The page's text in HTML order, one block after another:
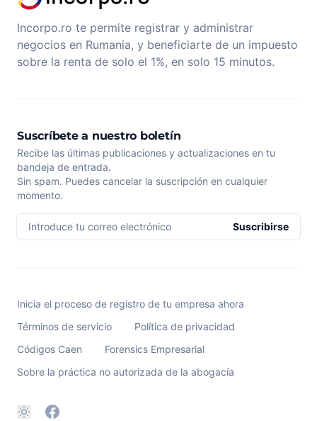
Incorpo.ro te permite registrar y administrar
negocios en Rumania, y beneficiarte de un impuesto
sobre la renta de solo el 1%, en solo 15 minutos.
Suscríbete a nuestro boletín
Recibe las últimas publicaciones y actualizaciones en tu
bandeja de entrada.
Sin spam. Puedes cancelar la suscripción en cualquier
momento.
Introduce tu correo electrónico Suscribirse
Inicia el proceso de registro de tu empresa ahora
Términos de servicio
Política de privacidad
Códigos Caen
Forensics Empresarial
Sobre la práctica no autorizada de la abogacía